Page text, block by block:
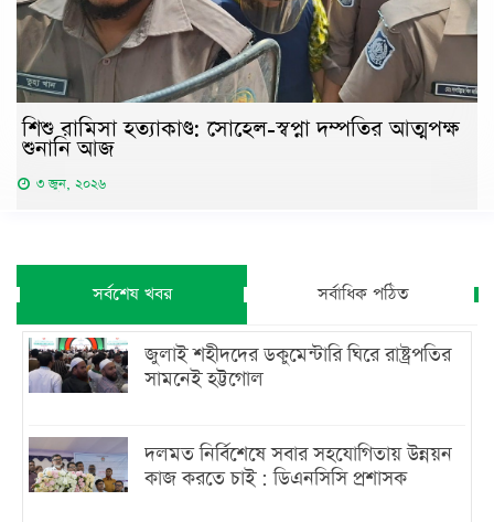
শিশু রামিসা হত্যাকাণ্ড: সোহেল-স্বপ্না দম্পতির আত্মপক্ষ
শুনানি আজ
৩ জুন, ২০২৬
সর্বশেষ খবর সর্বাধিক পঠিত
জুলাই শহীদদের ডকুমেন্টারি ঘিরে রাষ্ট্রপতির
সামনেই হট্টগোল
দলমত নির্বিশেষে সবার সহযোগিতায় উন্নয়ন
কাজ করতে চাই : ডিএনসিসি প্রশাসক